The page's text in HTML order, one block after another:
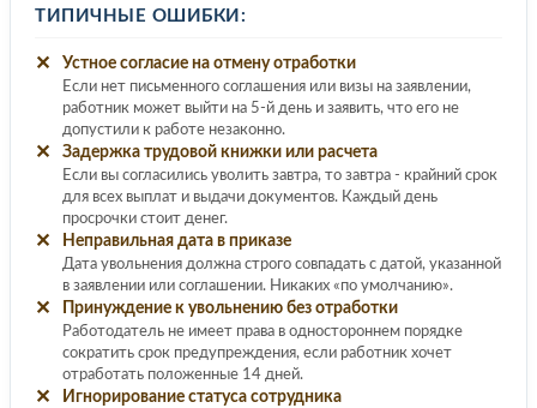
ТИПИЧНЫЕ ОШИБКИ:
✕ Устное согласие на отмену отработки
Если нет письменного соглашения или визы на заявлении,
работник может выйти на 5-й день и заявить, что его не
допустили к работе незаконно.
✕ Задержка трудовой книжки или расчета
Если вы согласились уволить завтра, то завтра - крайний срок
для всех выплат и выдачи документов. Каждый день
просрочки стоит денег.
✕ Неправильная дата в приказе
Дата увольнения должна строго совпадать с датой, указанной
в заявлении или соглашении. Никаких «по умолчанию».
✕ Принуждение к увольнению без отработки
Работодатель не имеет права в одностороннем порядке
сократить срок предупреждения, если работник хочет
отработать положенные 14 дней.
✕ Игнорирование статуса сотрудника